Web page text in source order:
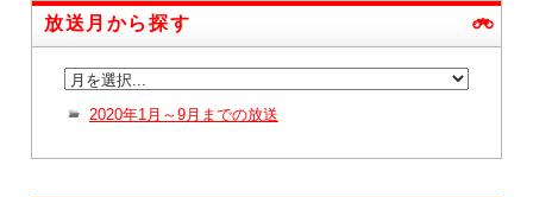
放送月から探す
2020年1月～9月までの放送